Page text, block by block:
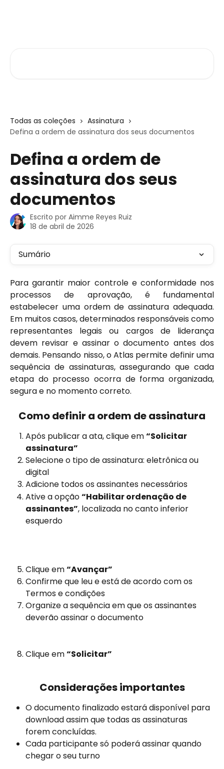
Todas as coleções
Assinatura
Defina a ordem de assinatura dos seus documentos
Defina a ordem de
assinatura dos seus
documentos
Escrito por Aimme Reyes Ruiz
18 de abril de 2026
Sumário
Para garantir maior controle e conformidade nos
processos de aprovação, é fundamental
estabelecer uma ordem de assinatura adequada.
Em muitos casos, determinados responsáveis como
representantes legais ou cargos de liderança
devem revisar e assinar o documento antes dos
demais. Pensando nisso, o Atlas permite definir uma
sequência de assinaturas, assegurando que cada
etapa do processo ocorra de forma organizada,
segura e no momento correto.
Como definir a ordem de assinatura
Após publicar a ata, clique em “Solicitar
assinatura”
Selecione o tipo de assinatura: eletrônica ou
digital
Adicione todos os assinantes necessários
Ative a opção “Habilitar ordenação de
assinantes”, localizada no canto inferior
esquerdo
Clique em “Avançar”
Confirme que leu e está de acordo com os
Termos e condições
Organize a sequência em que os assinantes
deverão assinar o documento
Clique em “Solicitar”
Considerações importantes
O documento finalizado estará disponível para
download assim que todas as assinaturas
forem concluídas.
Cada participante só poderá assinar quando
chegar o seu turno